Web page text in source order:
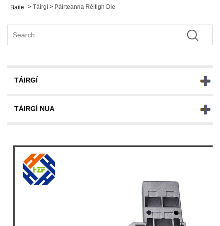
Baile > Táirgí > Páirteanna Réitigh Die
TÁIRGÍ
TÁIRGÍ NUA